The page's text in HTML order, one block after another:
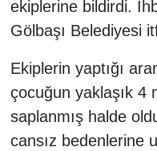
ekiplerine bildirdi.
Gölbaşı Belediyesi
Ekiplerin yaptığı
çocuğun yaklaşık 4
saplanmış halde
cansız bedenlerine